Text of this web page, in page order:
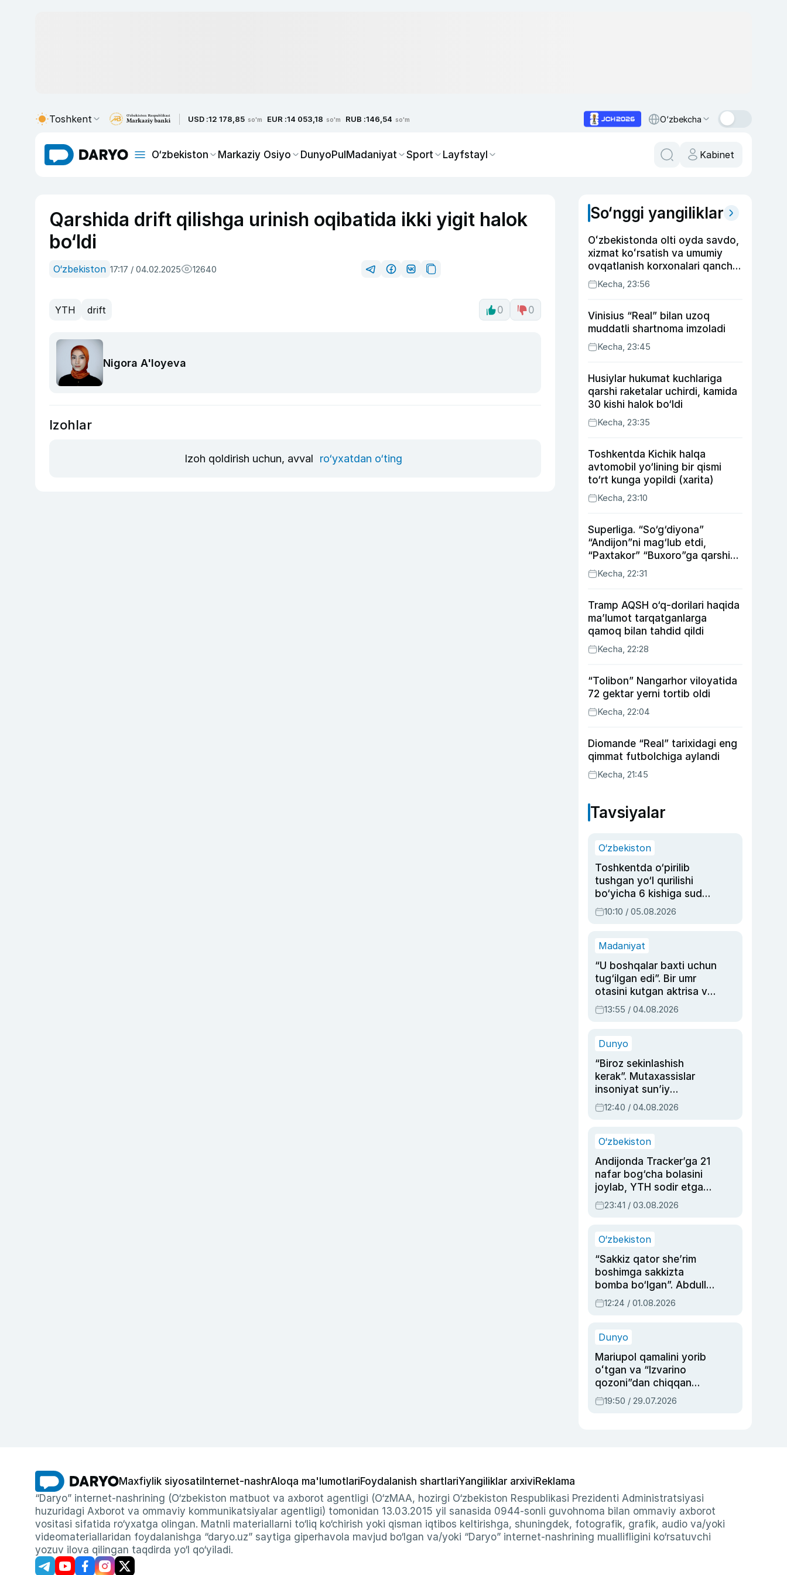
Toshkent USD :12 178,85 so'm EUR :14 053,18 so'm RUB :146,54 so'm O‘zbekcha
O‘zbekiston Markaziy Osiyo DunyoPulMadaniyat Sport Layfstayl Kabinet
Qarshida drift qilishga urinish oqibatida ikki yigit halok
bo‘ldi
O‘zbekiston 17:17 / 04.02.2025 12640
YTH drift 0 0
Nigora A'loyeva
Izohlar
Izoh qoldirish uchun, avval ro‘yxatdan o‘ting
So‘nggi yangiliklar
Oʻzbekistonda olti oyda savdo,
xizmat koʻrsatish va umumiy
ovqatlanish korxonalari qancha
soliq toʻlagani ochiqlandi
Kecha, 23:56
Vinisius “Real” bilan uzoq
muddatli shartnoma imzoladi
Kecha, 23:45
Husiylar hukumat kuchlariga
qarshi raketalar uchirdi, kamida
30 kishi halok bo‘ldi
Kecha, 23:35
Toshkentda Kichik halqa
avtomobil yo‘lining bir qismi
to‘rt kunga yopildi (xarita)
Kecha, 23:10
Superliga. “So‘g‘diyona”
“Andijon”ni mag‘lub etdi,
“Paxtakor” “Buxoro”ga qarshi
bahsda g‘alabani qo‘ldan
chiqardi
Kecha, 22:31
Tramp AQSH o‘q-dorilari haqida
ma’lumot tarqatganlarga
qamoq bilan tahdid qildi
Kecha, 22:28
“Tolibon” Nangarhor viloyatida
72 gektar yerni tortib oldi
Kecha, 22:04
Diomande “Real” tarixidagi eng
qimmat futbolchiga aylandi
Kecha, 21:45
Tavsiyalar
O‘zbekiston
Toshkentda o‘pirilib
tushgan yo‘l qurilishi
bo‘yicha 6 kishiga sud
hukmi o‘qildi
10:10 / 05.08.2026
Madaniyat
“U boshqalar baxti uchun
tug‘ilgan edi”. Bir umr
otasini kutgan aktrisa va
dublyaj ustasi Rimma
Ahmedovaning
13:55 / 04.08.2026
Dunyo
“Biroz sekinlashish
kerak”. Mutaxassislar
insoniyat sun’iy
intellektni boshqara
olmay qolishidan xavotir
12:40 / 04.08.2026
O‘zbekiston
Andijonda Tracker’ga 21
nafar bog‘cha bolasini
joylab, YTH sodir etgan
ayolga sud hukmi o‘qildi
23:41 / 03.08.2026
O‘zbekiston
“Sakkiz qator she’rim
boshimga sakkizta
bomba bo‘lgan”. Abdulla
Oripovni siyosiy
ayblovlardan asrab
12:24 / 01.08.2026
Dunyo
Mariupol qamalini yorib
oʻtgan va “Izvarino
qozoni”dan chiqqan
qahramon — Ukraina
armiyasi bosh
19:50 / 29.07.2026
Maxfiylik siyosati Internet-nashrAloqa ma'lumotlariFoydalanish shartlariYangiliklar arxiviReklama
“Daryo” internet-nashrining (O‘zbekiston matbuot va axborot agentligi (O‘zMAA, hozirgi O‘zbekiston Respublikasi Prezidenti Administratsiyasi
huzuridagi Axborot va ommaviy kommunikatsiyalar agentligi) tomonidan 13.03.2015 yil sanasida 0944-sonli guvohnoma bilan ommaviy axborot
vositasi sifatida ro‘yxatga olingan. Matnli materiallarni to‘liq ko‘chirish yoki qisman iqtibos keltirishga, shuningdek, fotografik, grafik, audio va/yoki
videomateriallaridan foydalanishga “daryo.uz” saytiga giperhavola mavjud bo‘lgan va/yoki “Daryo” internet-nashrining muallifligini ko‘rsatuvchi
yozuv ilova qilingan taqdirda yo‘l qo‘yiladi.